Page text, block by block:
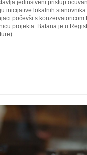
jedinstveni pristup
inicijative lokalnih
počevši s konzervatoricom
projekta. Batana je u